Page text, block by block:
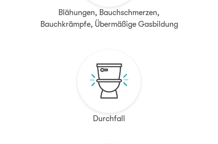
Blähungen, Bauchschmerzen,
Bauchkrämpfe, Übermäßige Gasbildung
Durchfall